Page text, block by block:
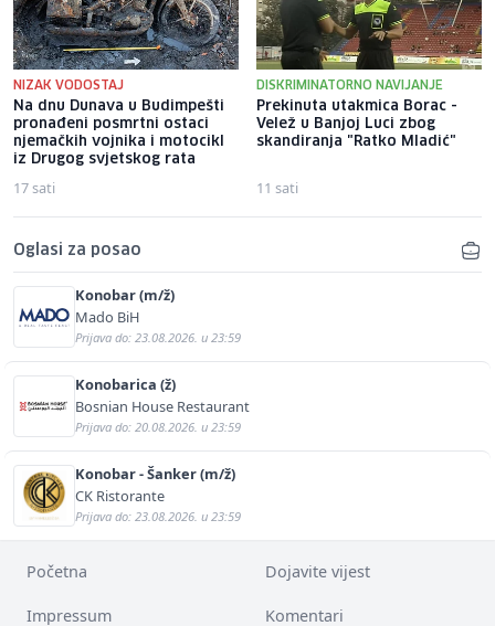
NIZAK VODOSTAJ
Na dnu Dunava u Budimpešti
pronađeni posmrtni ostaci
njemačkih vojnika i motocikl
iz Drugog svjetskog rata
17 sati
DISKRIMINATORNO NAVIJANJE
Prekinuta utakmica Borac -
Velež u Banjoj Luci zbog
skandiranja "Ratko Mladić"
11 sati
Oglasi za posao
Konobar (m/ž)
Mado BiH
Prijava do: 23.08.2026. u 23:59
Konobarica (ž)
Bosnian House Restaurant
Prijava do: 20.08.2026. u 23:59
Konobar - Šanker (m/ž)
CK Ristorante
Prijava do: 23.08.2026. u 23:59
Početna Dojavite vijest
Impressum Komentari